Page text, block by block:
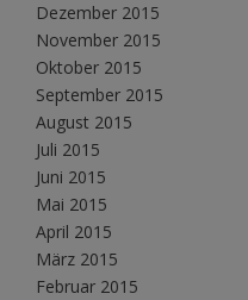
Dezember 2015
November 2015
Oktober 2015
September 2015
August 2015
Juli 2015
Juni 2015
Mai 2015
April 2015
März 2015
Februar 2015